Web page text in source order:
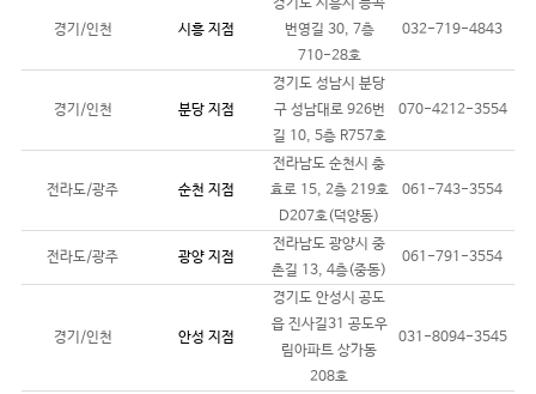
경기/인천 시흥 지점
번영길 30, 7층
710-28호
032-719-4843
경기/인천 분당 지점
경기도 성남시 분당
구 성남대로 926번
길 10, 5층 R757호
070-4212-3554
전라도/광주 순천 지점
전라남도 순천시 충
효로 15, 2층 219호
D207호(덕양동)
061-743-3554
전라도/광주 광양 지점
전라남도 광양시 중
촌길 13, 4층(중동)
061-791-3554
경기/인천 안성 지점
경기도 안성시 공도
읍 진사길31 공도우
림아파트 상가동
208호
031-8094-3545